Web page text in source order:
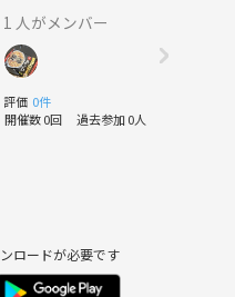
1 人がメンバー
評価 0件
開催数 0回 過去参加 0人
ロードが必要です